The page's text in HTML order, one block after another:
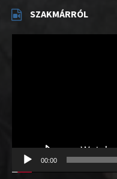
SZAKMÁRRÓL
00:00